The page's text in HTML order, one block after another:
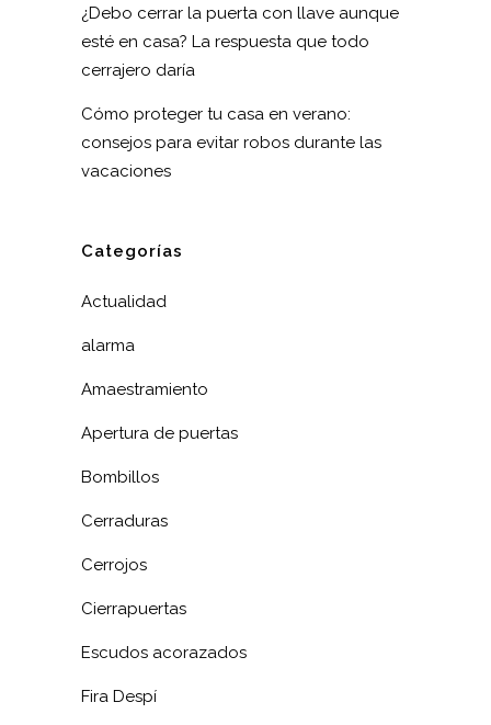
¿Debo cerrar la puerta con llave aunque
esté en casa? La respuesta que todo
cerrajero daría
Cómo proteger tu casa en verano:
consejos para evitar robos durante las
vacaciones
Categorías
Actualidad
alarma
Amaestramiento
Apertura de puertas
Bombillos
Cerraduras
Cerrojos
Cierrapuertas
Escudos acorazados
Fira Despí